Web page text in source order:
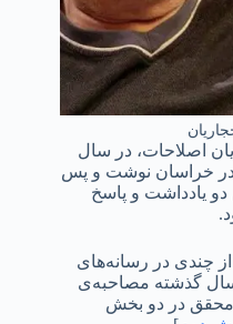
اصلاحات، در سال
در خراسان نوشت و پس
دو یادداشت و پاسخ
چندی در رسانه‌های
گذشته مصاحبه‌ی
محقق در دو بخش